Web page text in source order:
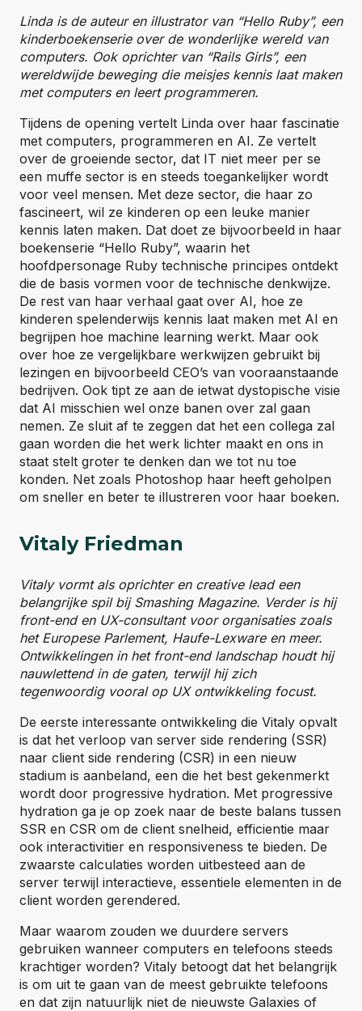
Linda is de auteur en illustrator van “Hello Ruby”, een
kinderboekenserie over de wonderlijke wereld van
computers. Ook oprichter van “Rails Girls”, een
wereldwijde beweging die meisjes kennis laat maken
met computers en leert programmeren.
Tijdens de opening vertelt Linda over haar fascinatie
met computers, programmeren en AI. Ze vertelt
over de groeiende sector, dat IT niet meer per se
een muffe sector is en steeds toegankelijker wordt
voor veel mensen. Met deze sector, die haar zo
fascineert, wil ze kinderen op een leuke manier
kennis laten maken. Dat doet ze bijvoorbeeld in haar
boekenserie “Hello Ruby”, waarin het
hoofdpersonage Ruby technische principes ontdekt
die de basis vormen voor de technische denkwijze.
De rest van haar verhaal gaat over AI, hoe ze
kinderen spelenderwijs kennis laat maken met AI en
begrijpen hoe machine learning werkt. Maar ook
over hoe ze vergelijkbare werkwijzen gebruikt bij
lezingen en bijvoorbeeld CEO’s van vooraanstaande
bedrijven. Ook tipt ze aan de ietwat dystopische visie
dat AI misschien wel onze banen over zal gaan
nemen. Ze sluit af te zeggen dat het een collega zal
gaan worden die het werk lichter maakt en ons in
staat stelt groter te denken dan we tot nu toe
konden. Net zoals Photoshop haar heeft geholpen
om sneller en beter te illustreren voor haar boeken.
Vitaly Friedman
Vitaly vormt als oprichter en creative lead een
belangrijke spil bij Smashing Magazine. Verder is hij
front-end en UX-consultant voor organisaties zoals
het Europese Parlement, Haufe-Lexware en meer.
Ontwikkelingen in het front-end landschap houdt hij
nauwlettend in de gaten, terwijl hij zich
tegenwoordig vooral op UX ontwikkeling focust.
De eerste interessante ontwikkeling die Vitaly opvalt
is dat het verloop van server side rendering (SSR)
naar client side rendering (CSR) in een nieuw
stadium is aanbeland, een die het best gekenmerkt
wordt door progressive hydration. Met progressive
hydration ga je op zoek naar de beste balans tussen
SSR en CSR om de client snelheid, efficientie maar
ook interactivitier en responsiveness te bieden. De
zwaarste calculaties worden uitbesteed aan de
server terwijl interactieve, essentiele elementen in de
client worden gerendered.
Maar waarom zouden we duurdere servers
gebruiken wanneer computers en telefoons steeds
krachtiger worden? Vitaly betoogt dat het belangrijk
is om uit te gaan van de meest gebruikte telefoons
en dat zijn natuurlijk niet de nieuwste Galaxies of